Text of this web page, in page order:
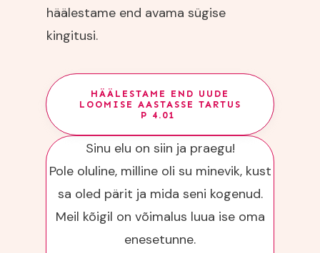
häälestame end avama sügise
kingitusi.
HÄÄLESTAME END UUDE
LOOMISE AASTASSE TARTUS
P 4.01
Sinu elu on siin ja praegu!
Pole oluline, milline oli su minevik, kust
sa oled pärit ja mida seni kogenud.
Meil kõigil on võimalus luua ise oma
enesetunne.